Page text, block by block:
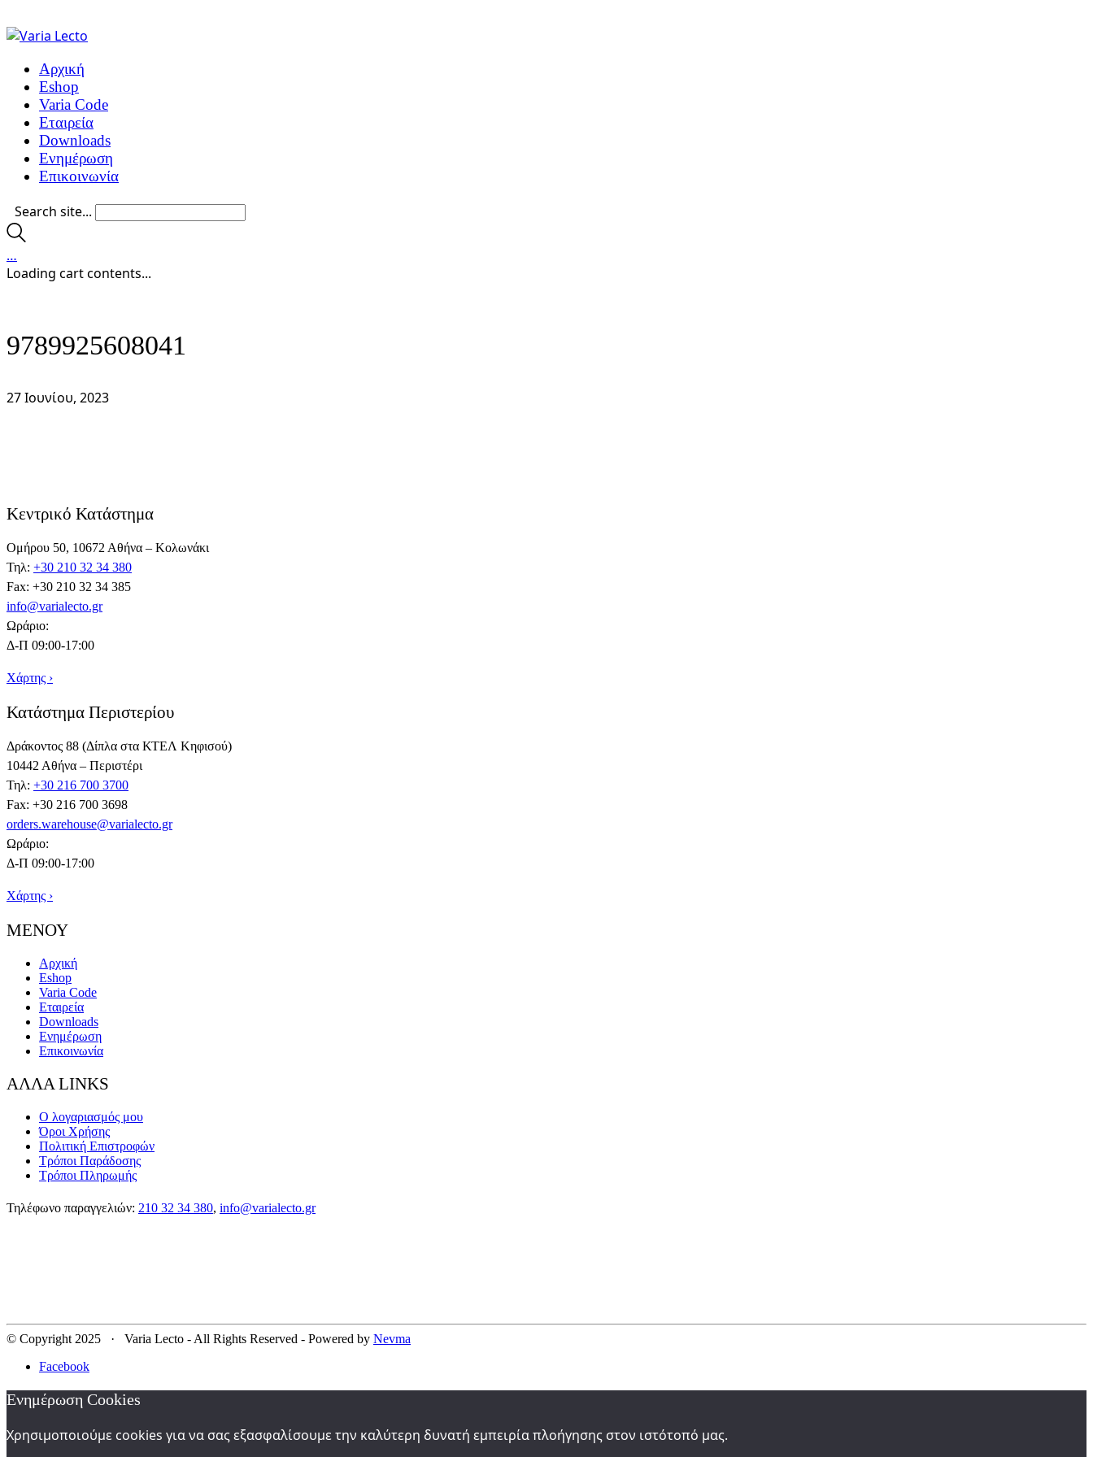
Αρχική
Eshop
Varia Code
Εταιρεία
Downloads
Ενημέρωση
Επικοινωνία
Search site...
…
Loading cart contents...
9789925608041
27 Ιουνίου, 2023
Κεντρικό Κατάστημα
Ομήρου 50, 10672 Αθήνα – Κολωνάκι
Τηλ: +30 210 32 34 380
Fax: +30 210 32 34 385
info@varialecto.gr
Ωράριο:
Δ-Π 09:00-17:00
Χάρτης ›
Κατάστημα Περιστερίου
Δράκοντος 88 (Δίπλα στα ΚΤΕΛ Κηφισού)
10442 Αθήνα – Περιστέρι
Τηλ: +30 216 700 3700
Fax: +30 216 700 3698
orders.warehouse@varialecto.gr
Ωράριο:
Δ-Π 09:00-17:00
Χάρτης ›
ΜΕΝΟΥ
Αρχική
Eshop
Varia Code
Εταιρεία
Downloads
Ενημέρωση
Επικοινωνία
ΑΛΛΑ LINKS
Ο λογαριασμός μου
Όροι Χρήσης
Πολιτική Επιστροφών
Τρόποι Παράδοσης
Τρόποι Πληρωμής
Τηλέφωνο παραγγελιών: 210 32 34 380, info@varialecto.gr
© Copyright 2025 · Varia Lecto - All Rights Reserved - Powered by Nevma
Facebook
Ενημέρωση Cookies
Χρησιμοποιούμε cookies για να σας εξασφαλίσουμε την καλύτερη δυνατή εμπειρία πλοήγησης στον ιστότοπό μας.